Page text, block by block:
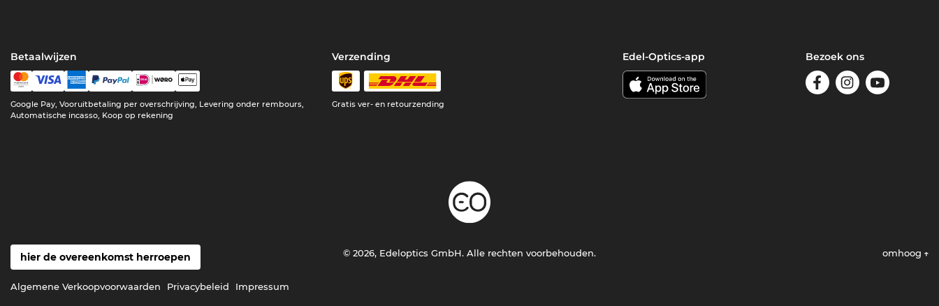
Betaalwijzen
Google Pay, Vooruitbetaling per overschrijving, Levering onder rembours,
Automatische incasso, Koop op rekening
Verzending
Gratis ver- en retourzending
Edel-Optics-app Bezoek ons
hier de overeenkomst herroepen
Algemene Verkoopvoorwaarden Privacybeleid Impressum
© 2026, Edeloptics GmbH. Alle rechten voorbehouden. omhoog